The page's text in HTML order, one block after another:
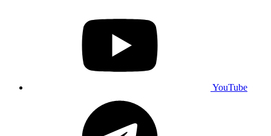
YouTube